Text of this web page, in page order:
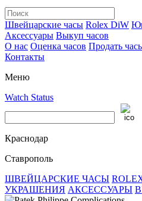
Швейцарские часы Rolex DiW
Аксессуары Выкуп часов
О нас Оценка часов Продать
Контакты
Меню
Watch Status
Краснодар
Ставрополь
ШВЕЙЦАРСКИЕ ЧАСЫ
УКРАШЕНИЯ АКСЕССУАРЫ